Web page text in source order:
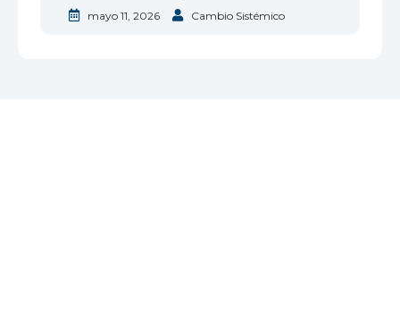
mayo 11, 2026 Cambio Sistémico